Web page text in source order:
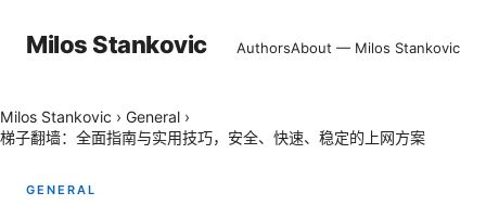
Milos Stankovic AuthorsAbout — Milos Stankovic
Milos Stankovic › General ›
梯子翻墙：全面指南与实用技巧，安全、快速、稳定的上网方案
GENERAL